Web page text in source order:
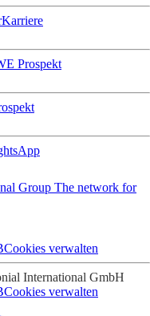
Karriere
Prospekt
App
Group The network for
Cookies verwalten
International GmbH
Cookies verwalten